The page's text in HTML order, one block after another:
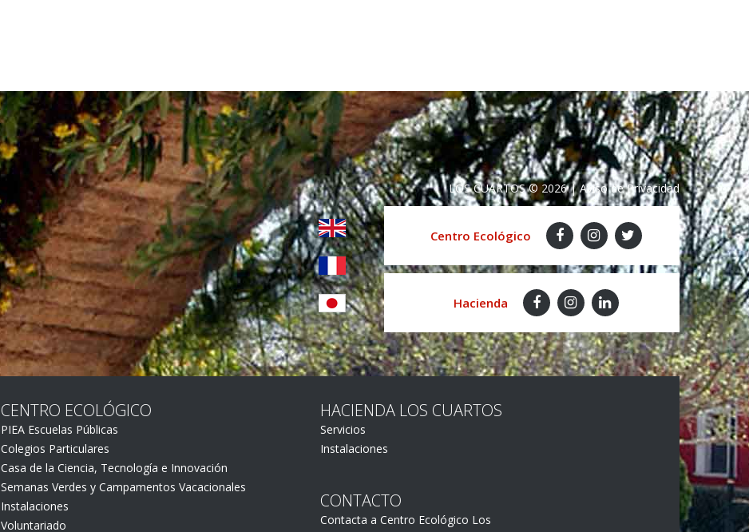
LOS CUARTOS©2026|Aviso de Privacidad
Centro Ecológico
Hacienda
CENTRO ECOLÓGICO
PIEA Escuelas Públicas
Colegios Particulares
Casa de la Ciencia, Tecnología e Innovación
Semanas Verdes y Campamentos Vacacionales
Instalaciones
Voluntariado
HACIENDA LOS CUARTOS
Servicios
Instalaciones
CONTACTO
Contacta a Centro Ecológico Los